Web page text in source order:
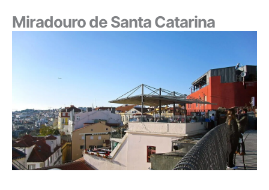
Miradouro de Santa Catarina